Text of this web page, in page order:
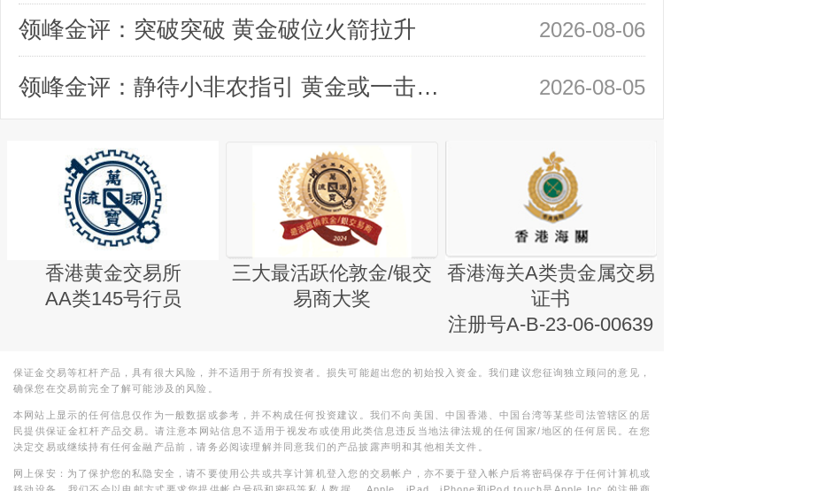
领峰金评：突破突破 黄金破位火箭拉升 2026-08-06
领峰金评：静待小非农指引 黄金或一击破局 2026-08-05
香港黄金交易所
AA类145号行员
三大最活跃伦敦金/银交
易商大奖
香港海关A类贵金属交易
证书
注册号A-B-23-06-00639
保证金交易等杠杆产品，具有很大风险，并不适用于所有投资者。损失可能超出您的初始投入资金。我们建议您征询独立顾问的意见，
确保您在交易前完全了解可能涉及的风险。
本网站上显示的任何信息仅作为一般数据或参考，并不构成任何投资建议。我们不向美国、中国香港、中国台湾等某些司法管辖区的居
民提供保证金杠杆产品交易。请注意本网站信息不适用于视发布或使用此类信息违反当地法律法规的任何国家/地区的任何居民。在您
决定交易或继续持有任何金融产品前，请务必阅读理解并同意我们的产品披露声明和其他相关文件。
网上保安：为了保护您的私隐安全，请不要使用公共或共享计算机登入您的交易帐户，亦不要于登入帐户后将密码保存于任何计算机或